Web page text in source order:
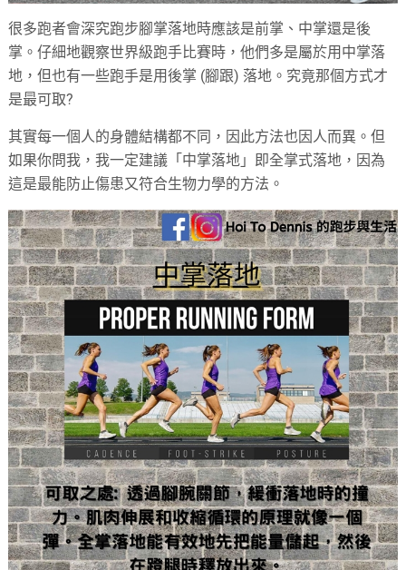
很多跑者會深究跑步腳掌落地時應該是前掌、中掌還是後
掌。仔細地觀察世界級跑手比賽時，他們多是屬於用中掌落
地，但也有一些跑手是用後掌 (腳跟) 落地。究竟那個方式才
是最可取?
其實每一個人的身體結構都不同，因此方法也因人而異。但
如果你問我，我一定建議「中掌落地」即全掌式落地，因為
這是最能防止傷患又符合生物力學的方法。